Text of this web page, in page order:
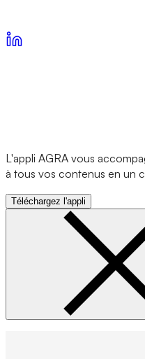
L'appli AGRA vous
à tous vos contenus en un
Téléchargez l'appli